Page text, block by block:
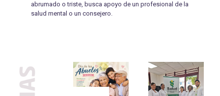
abrumado o triste, busca apoyo de un profesional de la
salud mental o un consejero.